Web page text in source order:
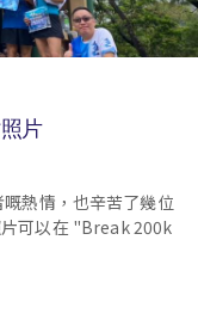
片
熱情，也辛苦了幾位
可以在 "Break 200k